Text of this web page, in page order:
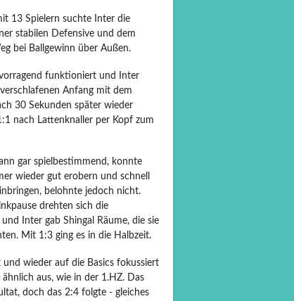
13 Spielern suchte Inter die
stabilen Defensive und dem
bei Ballgewinn über Außen.
funktioniert und Inter
Anfang mit dem
30 Sekunden später wieder
nach Lattenknaller per Kopf zum
gar spielbestimmend, konnte
wieder gut erobern und schnell
belohnte jedoch nicht.
drehten sich die
und Inter gab Shingal Räume, die sie
Mit 1:3 ging es in die Halbzeit.
und wieder auf die Basics fokussiert
ähnlich aus, wie in der 1.HZ. Das
doch das 2:4 folgte - gleiches